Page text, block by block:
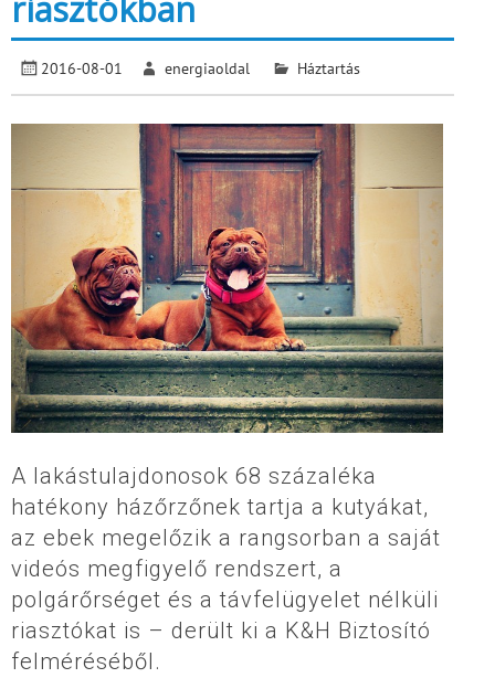
riasztókban
2016-08-01 energiaoldal Háztartás
A lakástulajdonosok 68 százaléka
hatékony házőrzőnek tartja a kutyákat,
az ebek megelőzik a rangsorban a saját
videós megfigyelő rendszert, a
polgárőrséget és a távfelügyelet nélküli
riasztókat is – derült ki a K&H Biztosító
felméréséből.